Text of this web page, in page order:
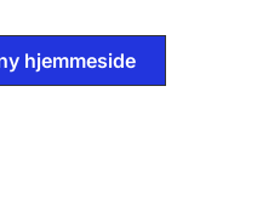
hjemmeside